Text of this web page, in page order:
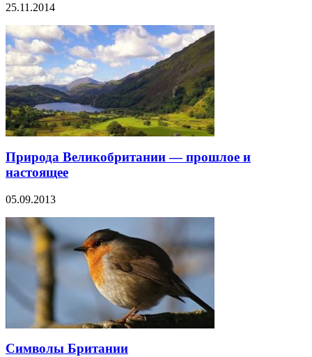
25.11.2014
Природа Великобритании — прошлое и
настоящее
05.09.2013
Символы Британии